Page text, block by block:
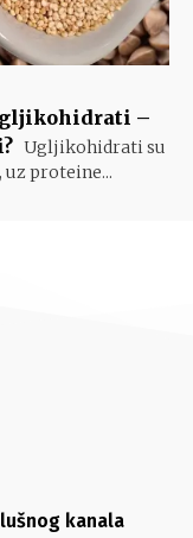
–
Ugljikohidrati su
proteine...
kanala